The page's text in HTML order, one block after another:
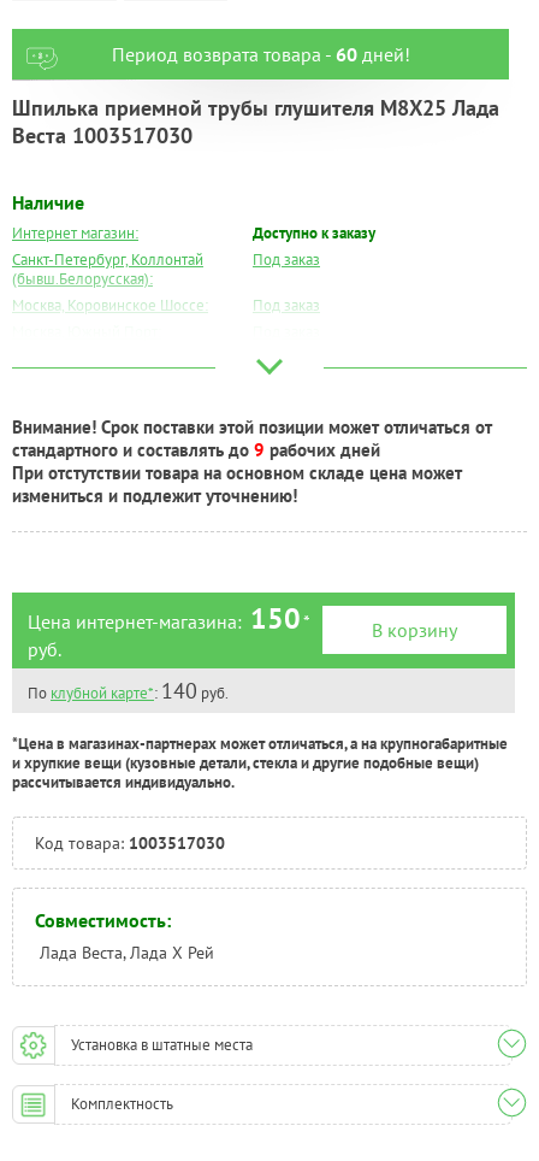
Период возврата товара - 60дней!
Шпилька приемной трубы глушителя М8Х25 Лада
Веста 1003517030
Наличие
Интернет магазин:
Доступно к заказу
Санкт-Петербург, Коллонтай
(бывш.Белорусская):
Под заказ
Москва, Коровинское Шоссе:
Под заказ
Под заказ
Самара:
Под заказ
Тверь:
Под заказ
Тюмень:
Под заказ
Внимание! Срок поставки этой позиции может отличаться от
стандартного и составлять до 9 рабочих дней
При отстутствии товара на основном складе цена может
измениться и подлежит уточнению!
Цена интернет-магазина: 150*
руб.
В корзину
По клубной карте*: 140 руб.
*Цена в магазинах-партнерах может отличаться, а на крупногабаритные
и хрупкие вещи (кузовные детали, стекла и другие подобные вещи)
рассчитывается индивидуально.
Код товара: 1003517030
Совместимость:
Лада Веста, Лада Х Рей
Установка в штатные места
Комплектность